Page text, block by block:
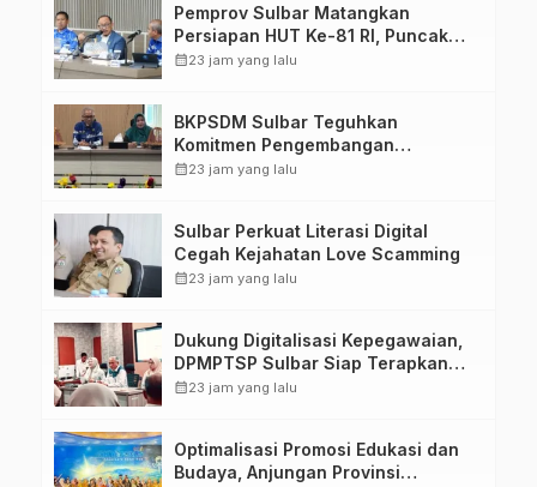
Pemprov Sulbar Matangkan
Persiapan HUT Ke-81 RI, Puncak
Upacara di Lapangan Ahmad
calendar_month23 jam yang lalu
BKPSDM Sulbar Teguhkan
Komitmen Pengembangan
Kompetensi ASN melalui
calendar_month23 jam yang lalu
Sulbar Perkuat Literasi Digital
Cegah Kejahatan Love Scamming
calendar_month23 jam yang lalu
Dukung Digitalisasi Kepegawaian,
DPMPTSP Sulbar Siap Terapkan
Aplikasi FLEKSI ASN
calendar_month23 jam yang lalu
Optimalisasi Promosi Edukasi dan
Budaya, Anjungan Provinsi